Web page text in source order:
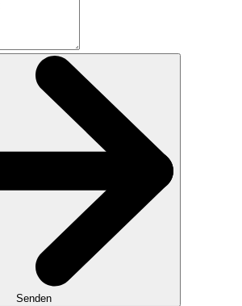
Senden